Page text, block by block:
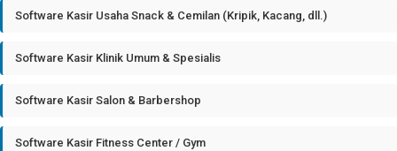
Software Kasir Usaha Snack & Cemilan (Kripik, Kacang, dll.)
Software Kasir Klinik Umum & Spesialis
Software Kasir Salon & Barbershop
Software Kasir Fitness Center / Gym